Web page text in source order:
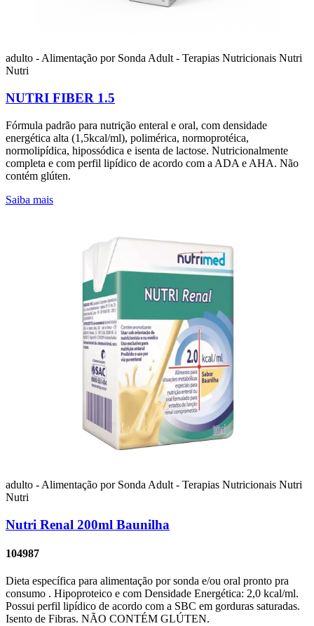
adulto - Alimentação por Sonda Adult - Terapias Nutricionais Nutri
Nutri
NUTRI FIBER 1.5
Fórmula padrão para nutrição enteral e oral, com densidade
energética alta (1,5kcal/ml), polimérica, normoprotéica,
normolipídica, hipossódica e isenta de lactose. Nutricionalmente
completa e com perfil lipídico de acordo com a ADA e AHA. Não
contém glúten.
Saiba mais
adulto - Alimentação por Sonda Adult - Terapias Nutricionais Nutri
Nutri
Nutri Renal 200ml Baunilha
104987
Dieta específica para alimentação por sonda e/ou oral pronto pra
consumo . Hipoproteico e com Densidade Energética: 2,0 kcal/ml.
Possui perfil lipídico de acordo com a SBC em gorduras saturadas.
Isento de Fibras. NÃO CONTÉM GLÚTEN.